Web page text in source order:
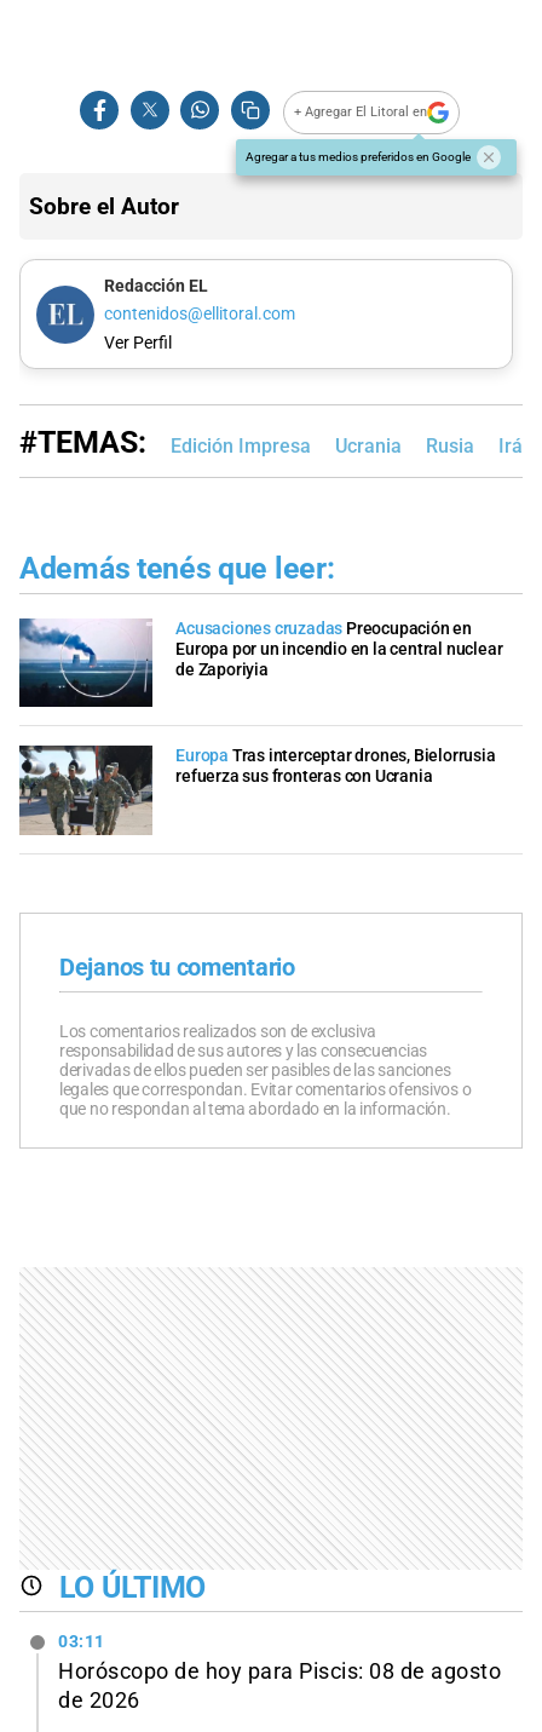
+ Agregar El Litoral en
Agregar a tus medios preferidos en Google
Sobre el Autor
Redacción EL
contenidos@ellitoral.com
Ver Perfil
#TEMAS: Edición Impresa Ucrania Rusia Irán
Además tenés que leer:
Acusaciones cruzadas Preocupación en
Europa por un incendio en la central nuclear
de Zaporiyia
Europa Tras interceptar drones, Bielorrusia
refuerza sus fronteras con Ucrania
Dejanos tu comentario
Los comentarios realizados son de exclusiva
responsabilidad de sus autores y las consecuencias
derivadas de ellos pueden ser pasibles de las sanciones
legales que correspondan. Evitar comentarios ofensivos o
que no respondan al tema abordado en la información.
LO ÚLTIMO
03:11
Horóscopo de hoy para Piscis: 08 de agosto
de 2026